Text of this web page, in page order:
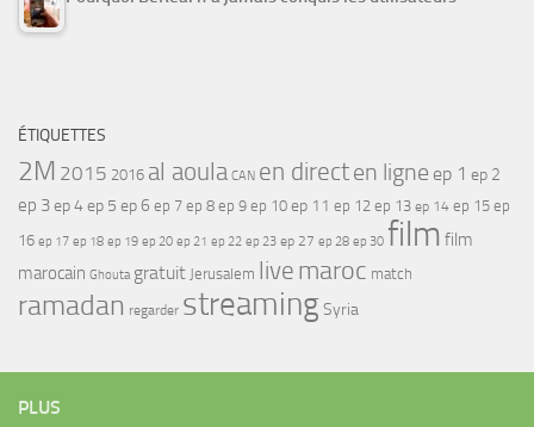
ÉTIQUETTES
2M 2015 2016 al aoula CAN en directen ligne ep 1 ep 2
ep 3ep 4ep 5 ep 6 ep 7 ep 8 ep 9 ep 10 ep 11 ep 12 ep 13 ep 14 ep 15 ep
16 ep 17 ep 18 ep 19 ep 20 ep 21 ep 22 ep 23 ep 27 ep 28 ep 30 film film
marocain Ghouta gratuit Jerusalem live maroc match
ramadan regarder streamingSyria
PLUS